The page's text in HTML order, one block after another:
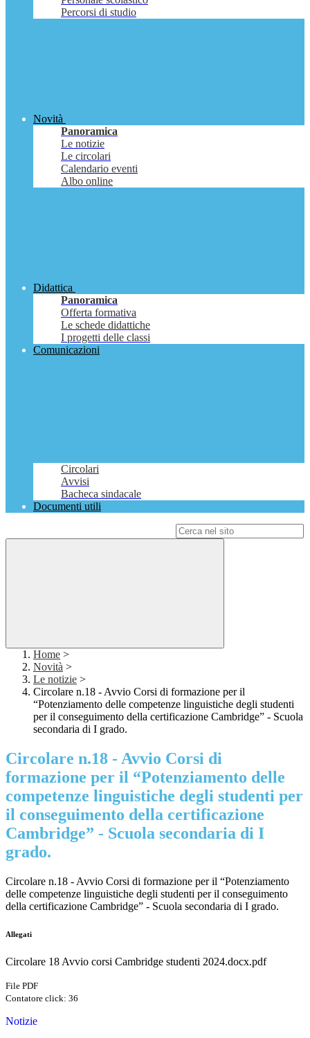
Percorsi di studio
Novità
Panoramica
Le notizie
Le circolari
Calendario eventi
Albo online
Didattica
Panoramica
Offerta formativa
Le schede didattiche
I progetti delle classi
Comunicazioni
Circolari
Avvisi
Bacheca sindacale
Documenti utili
Home >
Novità >
Le notizie >
Circolare n.18 - Avvio Corsi di formazione per il
“Potenziamento delle competenze linguistiche degli studenti
per il conseguimento della certificazione Cambridge” - Scuola
secondaria di I grado.
Circolare n.18 - Avvio Corsi di
formazione per il “Potenziamento delle
competenze linguistiche degli studenti per
il conseguimento della certificazione
Cambridge” - Scuola secondaria di I
grado.
Circolare n.18 - Avvio Corsi di formazione per il “Potenziamento
delle competenze linguistiche degli studenti per il conseguimento
della certificazione Cambridge” - Scuola secondaria di I grado.
Allegati
Circolare 18 Avvio corsi Cambridge studenti 2024.docx.pdf
File PDF
Contatore click: 36
Notizie